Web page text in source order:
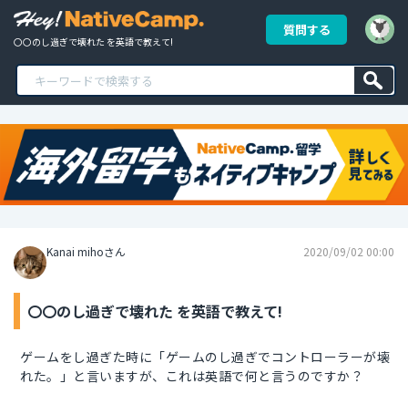
〇〇のし過ぎで壊れた を英語で教えて!
質問する
Kanai mihoさん 2020/09/02 00:00
〇〇のし過ぎで壊れた を英語で教えて!
ゲームをし過ぎた時に「ゲームのし過ぎでコントローラーが壊
れた。」と言いますが、これは英語で何と言うのですか？